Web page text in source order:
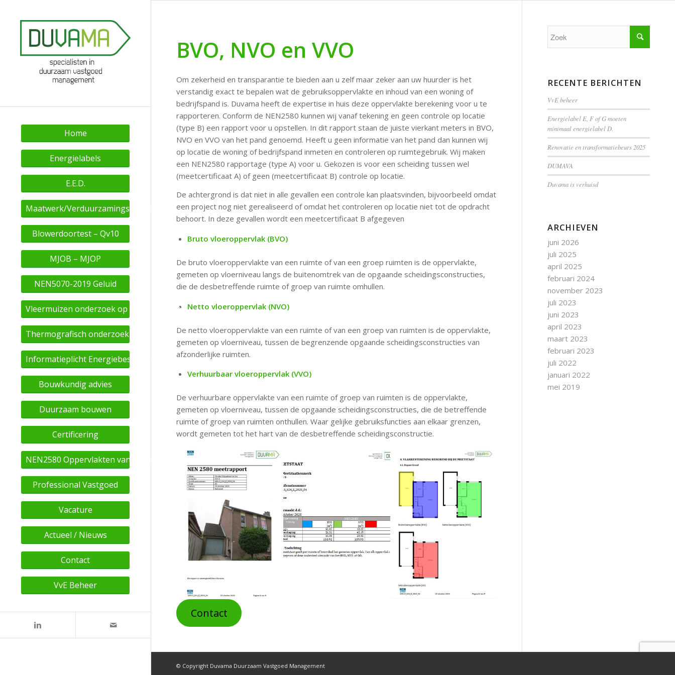
Home
Energielabels
E.E.D.
Maatwerk/Verduurzamingsadvies
Blowerdoortest – Qv10
MJOB – MJOP
NEN5070-2019 Geluid
Vleermuizen onderzoek op basis van eDNA
Thermografisch onderzoek
Informatieplicht Energiebesparing
Bouwkundig advies
Duurzaam bouwen
Certificering
NEN2580 Oppervlakten van de panden
Professional Vastgoed
Vacature
Actueel / Nieuws
Contact
VvE Beheer
BVO, NVO en VVO
Om zekerheid en transparantie te bieden aan u zelf maar zeker aan uw huurder is het
verstandig exact te bepalen wat de gebruiksoppervlakte en inhoud van een woning of
bedrijfspand is. Duvama heeft de expertise in huis deze oppervlakte berekening voor u te
rapporteren. Conform de NEN2580 kunnen wij vanaf tekening en geen controle op locatie
(type B) een rapport voor u opstellen. In dit rapport staan de juiste vierkant meters in BVO,
NVO en VVO van het pand genoemd. Heeft u geen informatie van het pand dan kunnen wij
op locatie de woning of bedrijfspand inmeten en controleren op ruimtegebruik. Wij maken
een NEN2580 rapportage (type A) voor u. Gekozen is voor een scheiding tussen wel
(meetcertificaat A) of geen (meetcertificaat B) controle op locatie.
De achtergrond is dat niet in alle gevallen een controle kan plaatsvinden, bijvoorbeeld omdat
een project nog niet gerealiseerd of omdat het controleren op locatie niet tot de opdracht
behoort. In deze gevallen wordt een meetcertificaat B afgegeven
Bruto vloeroppervlak (BVO)
De bruto vloeroppervlakte van een ruimte of van een groep ruimten is de oppervlakte,
gemeten op vloerniveau langs de buitenomtrek van de opgaande scheidingsconstructies,
die de desbetreffende ruimte of groep van ruimte omhullen.
Netto vloeroppervlak (NVO)
De netto vloeroppervlakte van een ruimte of van een groep van ruimten is de oppervlakte,
gemeten op vloerniveau, tussen de begrenzende opgaande scheidingsconstructies van
afzonderlijke ruimten.
Verhuurbaar vloeroppervlak (VVO)
De verhuurbare oppervlakte van een ruimte of groep van ruimten is de oppervlakte,
gemeten op vloerniveau, tussen de opgaande scheidingsconstructies, die de betreffende
ruimte of groep van ruimten onthullen. Waar gelijke gebruiksfuncties aan elkaar grenzen,
wordt gemeten tot het hart van de desbetreffende scheidingsconstructie.
Contact
RECENTE BERICHTEN
VvE beheer
Energielabel E, F of G moeten
minimaal energielabel D.
Renovatie en transformatiebeurs 2025
DUMAVA
Duvama is verhuisd
ARCHIEVEN
juni 2026
juli 2025
april 2025
februari 2024
november 2023
juli 2023
juni 2023
april 2023
maart 2023
februari 2023
juli 2022
januari 2022
mei 2019
© Copyright Duvama Duurzaam Vastgoed Management